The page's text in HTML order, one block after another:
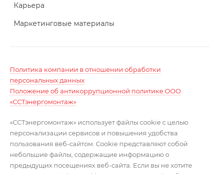
Карьера
Маркетинговые материалы
Политика компании в отношении обработки
персональных данных
Положение об антикоррупционной политике ООО
«ССТэнергомонтаж»
«ССТэнергомонтаж» использует файлы cookie с целью
персонализации сервисов и повышения удобства
пользования веб-сайтом. Cookie представляют собой
небольшие файлы, содержащие информацию о
предыдущих посещениях веб-сайта. Если вы не хотите